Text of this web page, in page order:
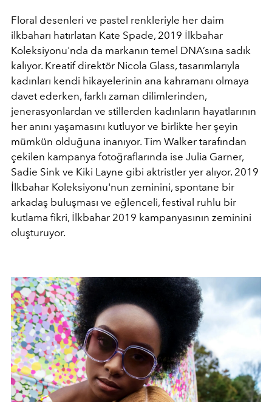
Floral desenleri ve pastel renkleriyle her daim
ilkbaharı hatırlatan Kate Spade, 2019 İlkbahar
Koleksiyonu'nda da markanın temel DNA’sına sadık
kalıyor. Kreatif direktör Nicola Glass, tasarımlarıyla
kadınları kendi hikayelerinin ana kahramanı olmaya
davet ederken, farklı zaman dilimlerinden,
jenerasyonlardan ve stillerden kadınların hayatlarının
her anını yaşamasını kutluyor ve birlikte her şeyin
mümkün olduğuna inanıyor. Tim Walker tarafından
çekilen kampanya fotoğraflarında ise Julia Garner,
Sadie Sink ve Kiki Layne gibi aktristler yer alıyor. 2019
İlkbahar Koleksiyonu'nun zeminini, spontane bir
arkadaş buluşması ve eğlenceli, festival ruhlu bir
kutlama fikri, İlkbahar 2019 kampanyasının zeminini
oluşturuyor.